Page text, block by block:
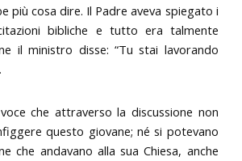
più cosa dire. Il Padre aveva spiegato i
bibliche e tutto era talmente
il ministro disse: “Tu stai lavorando
che attraverso la discussione non
questo giovane; né si potevano
che andavano alla sua Chiesa, anche